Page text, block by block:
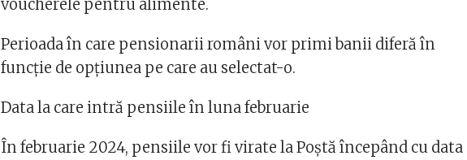
voucherele pentru alimente.
Perioada în care pensionarii români vor primi banii diferă în
funcție de opțiunea pe care au selectat-o.
Data la care intră pensiile în luna februarie
În februarie 2024, pensiile vor fi virate la Poștă începând cu data